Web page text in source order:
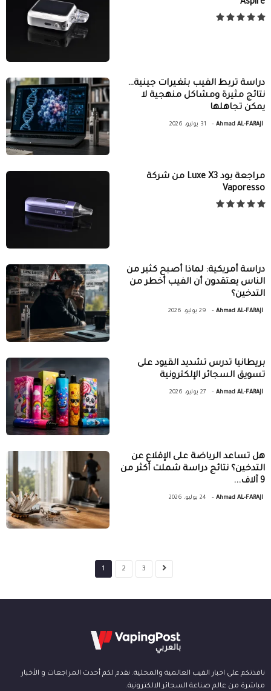
Aspire
دراسة تربط الفيب بتغيرات جينية…
نتائج مثيرة ومشاكل منهجية لا
يمكن تجاهلها
Ahmad AL-FARAJI
- 31 يوليو، 2026
مراجعة بود Luxe X3 من شركة
Vaporesso
دراسة أمريكية: لماذا أصبح كثير من
الناس يعتقدون أن الفيب أخطر من
التدخين؟
Ahmad AL-FARAJI
- 29 يوليو، 2026
بريطانيا تدرس تشديد القيود على
تسويق السجائر الإلكترونية
Ahmad AL-FARAJI
- 27 يوليو، 2026
هل تساعد الرياضة على الإقلاع عن
التدخين؟ نتائج دراسة شملت أكثر من
9 آلاف...
Ahmad AL-FARAJI
- 24 يوليو، 2026
1 2 3
نافذتكم على اخبار الفيب العالمية والمحلية. نقدم لكم أحدث المراجعات و الأخبار
مباشرة من عالم صناعة السجائر الالكترونية.